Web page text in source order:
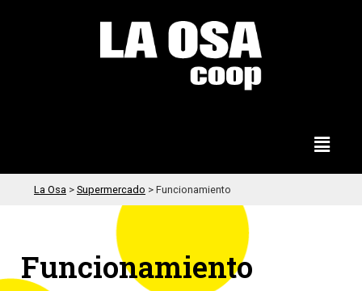
La Osa > Supermercado > Funcionamiento
Funcionamiento